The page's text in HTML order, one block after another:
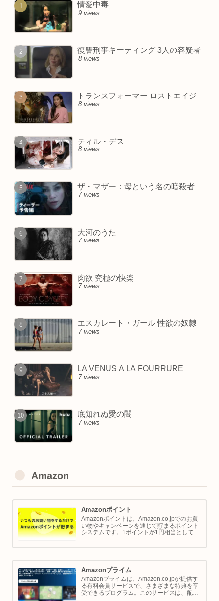
情愛中毒
9 views
復讐刑事キーティング 3人の容疑者
8 views
トランスフォーマー ロストエイジ
8 views
ティル・デス
8 views
ザ・マザー：母という名の暗殺者
7 views
大河のうた
7 views
肉欲 究極の快楽
7 views
エスカレート・ガール 性欲の奴隷
7 views
LA VENUS A LA FOURRURE
7 views
底知れぬ愛の闇
7 views
Amazon
Amazonポイント
Amazonポイントは、Amazon.co.jpでのお買
い物やキャンペーンを通じて貯まるポイント
システムです。1ポイントが1円相当として、
では Amazon ポイントの使い方と貯め方を解
Amazonプライム
Amazonプライムは、Amazon.co.jpが提供す
る有料会員サービスで、さまざまな特典を享
受できるプログラム。このサービスは、配送